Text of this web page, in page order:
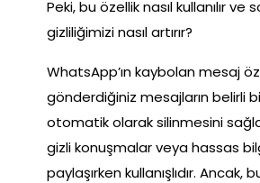
Peki, bu özellik nasıl kullanılır ve
gizliliğimizi nasıl artırır?
WhatsApp’ın kaybolan mesaj
gönderdiğiniz mesajların belirli
otomatik olarak silinmesini
gizli konuşmalar veya hassas
paylaşırken kullanışlıdır. Ancak,